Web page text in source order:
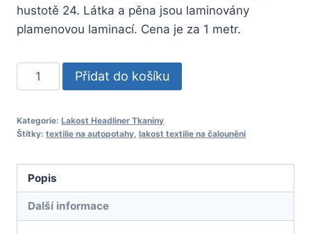
hustotě 24. Látka a pěna jsou laminovány
plamenovou laminací. Cena je za 1 metr.
Lakost
Headliner
No
192
množství
Přidat do košíku
Kategorie: Lakost Headliner Tkaniny
Štítky: textilie na autopotahy, lakost textilie na čalounění
Popis
Další informace